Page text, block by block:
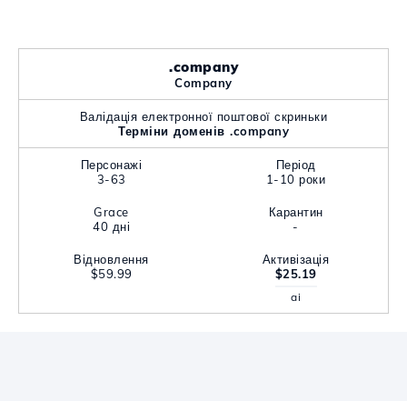
.company
Company
Валідація електронної поштової скриньки
Терміни доменів .company
Персонажі
3-63
Період
1-10 роки
Grace
40 дні
Карантин
-
Відновлення
$59.99
Активізація
$25.19
ai